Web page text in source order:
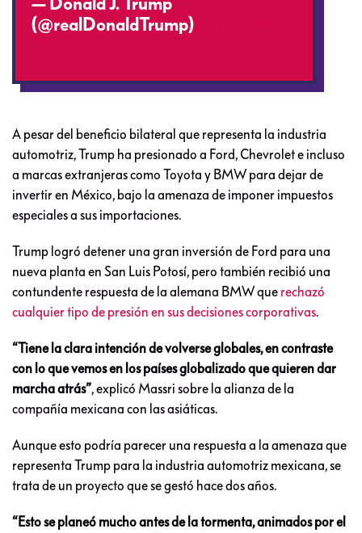
— Donald J. Trump
(@realDonaldTrump)
A pesar del beneficio bilateral que representa la industria
automotriz, Trump ha presionado a Ford, Chevrolet e incluso
a marcas extranjeras como Toyota y BMW para dejar de
invertir en México, bajo la amenaza de imponer impuestos
especiales a sus importaciones.
Trump logró detener una gran inversión de Ford para una
nueva planta en San Luis Potosí, pero también recibió una
contundente respuesta de la alemana BMW que rechazó
cualquier tipo de presión en sus decisiones corporativas.
“Tiene la clara intención de volverse globales, en contraste
con lo que vemos en los países globalizado que quieren dar
marcha atrás”, explicó Massri sobre la alianza de la
compañía mexicana con las asiáticas.
Aunque esto podría parecer una respuesta a la amenaza que
representa Trump para la industria automotriz mexicana, se
trata de un proyecto que se gestó hace dos años.
“Esto se planeó mucho antes de la tormenta, animados por el